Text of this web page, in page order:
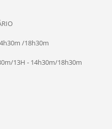
/18h30m
13H - 14h30m/18h30m